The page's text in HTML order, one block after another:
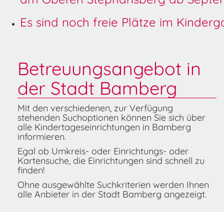
Es sind noch freie Plätze im
Betreuungsangebot in
der Stadt Bamberg
Mit den verschiedenen, zur Verfügung
stehenden Suchoptionen können Sie sich über
alle Kindertageseinrichtungen in Bamberg
informieren.
Egal ob Umkreis- oder Einrichtungs- oder
Kartensuche, die Einrichtungen sind schnell zu
finden!
Ohne ausgewählte Suchkriterien werden Ihnen
alle Anbieter in der Stadt Bamberg angezeigt.